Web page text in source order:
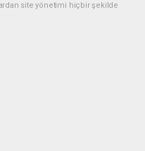
site yönetimi hiçbir şekilde